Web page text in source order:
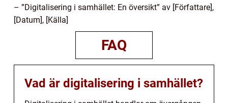
– ”Digitalisering i samhället: En översikt” av [Författare],
[Datum], [Källa]
FAQ
Vad är digitalisering i samhället?